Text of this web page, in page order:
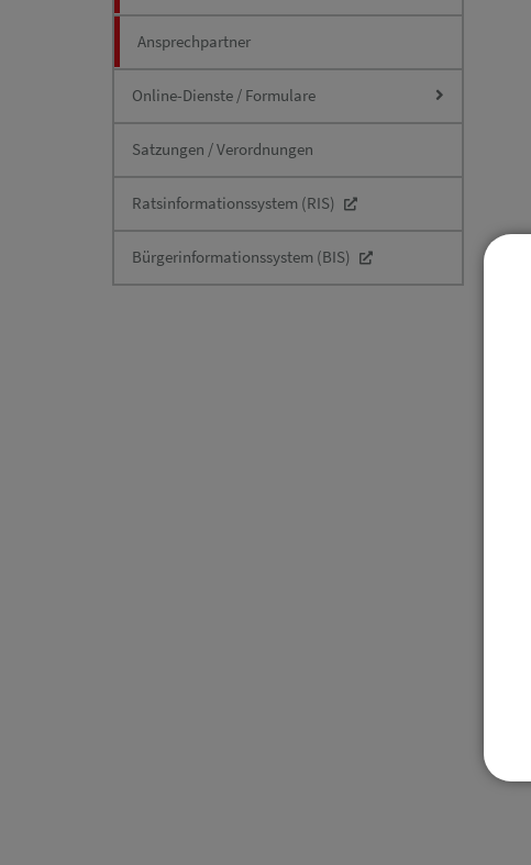
Ansprechpartner
Online-Dienste / Formulare
Satzungen / Verordnungen
Ratsinformationssystem (RIS)
Bürgerinformationssystem (BIS)